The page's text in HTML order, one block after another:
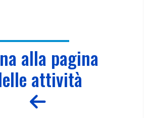
alla pagina
attività